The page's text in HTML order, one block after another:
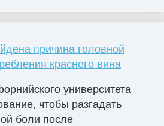
причина головной
красного вина
университета
чтобы разгадать
боли после